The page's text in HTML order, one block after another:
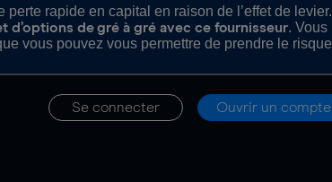
rapide en capital en raison de l’effet de levier.
d’options de gré à gré avec ce fournisseur. Vous
vous pouvez vous permettre de prendre le risque
Se connecter Ouvrir un compte